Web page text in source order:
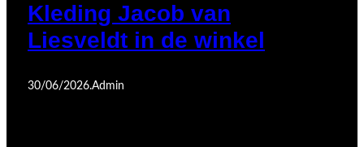
Kleding Jacob van
Liesveldt in de winkel
30/06/2026.Admin